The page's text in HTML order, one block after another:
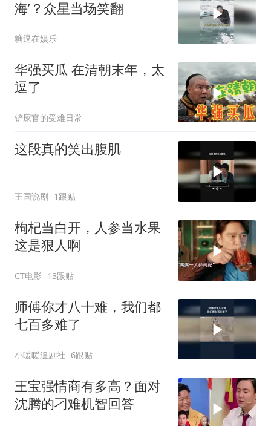
海’？众星当场笑翻
糖逗在娱乐
华强买瓜 在清朝末年，太
逗了
铲屎官的受难日常
这段真的笑出腹肌
王国说剧 1跟贴
枸杞当白开，人参当水果
这是狠人啊
CT电影 13跟贴
师傅你才八十难，我们都
七百多难了
小暖暖追剧社 6跟贴
王宝强情商有多高？面对
沈腾的刁难机智回答